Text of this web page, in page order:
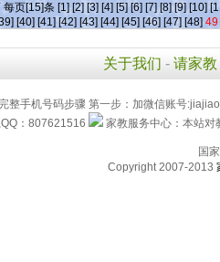
每页[15]条 [1] [2] [3] [4] [5] [6] [7] [8] [9] [10]
[40] [41] [42] [43] [44] [45] [46] [47] [48] 49
关于我们 - 请家教
整手机号码步骤 第一步：加微信账号
：807621516
家教服务中心：本站
国
Copyright 2007-2013